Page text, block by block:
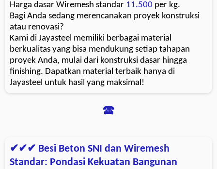
Harga dasar Wiremesh standar 11.500 per kg.
Bagi Anda sedang merencanakan proyek konstruksi
atau renovasi?
Kami di Jayasteel memiliki berbagai material
berkualitas yang bisa mendukung setiap tahapan
proyek Anda, mulai dari konstruksi dasar hingga
finishing. Dapatkan material terbaik hanya di
Jayasteel untuk hasil yang maksimal!
🕿
✔✔✔ Besi Beton SNI dan Wiremesh
Standar: Pondasi Kekuatan Bangunan